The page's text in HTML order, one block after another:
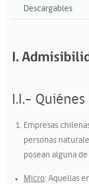
Descargables
I.
I.I.-
Empresas
personas
posean alguna
Micro: Aquellas